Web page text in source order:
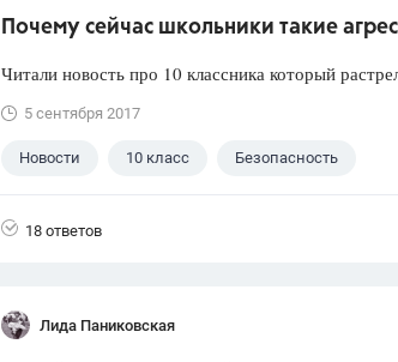
Почему сейчас школьники такие
Читали новость про 10 классника который
5 сентября 2017
Новости 10 класс Безопасность
18 ответов
Лида Паниковская